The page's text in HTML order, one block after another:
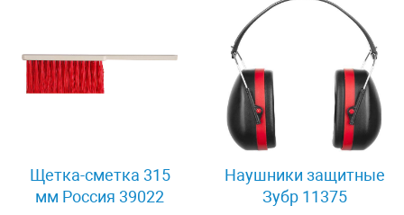
Щетка-сметка 315
мм Россия 39022
Наушники защитные
Зубр 11375